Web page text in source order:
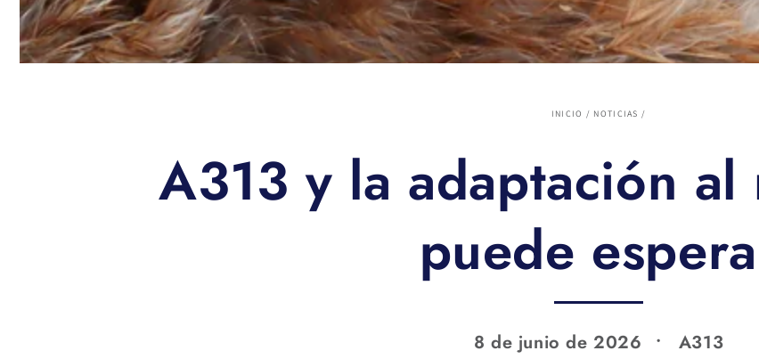
INICIO / NOTICIAS /
A313 y la adaptación
puede
8 de junio de 2026 A313